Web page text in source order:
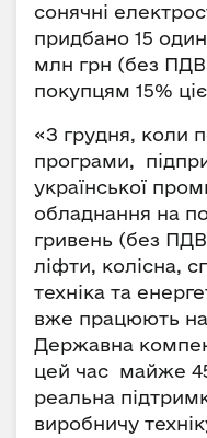
сонячні
придбано 15
млн грн (без
покупцям 15%
«З грудня, коли
програми,
української
обладнання на
гривень (без
ліфти, колісна,
техніка та
вже працюють
Державна
цей час майже
реальна
виробничу